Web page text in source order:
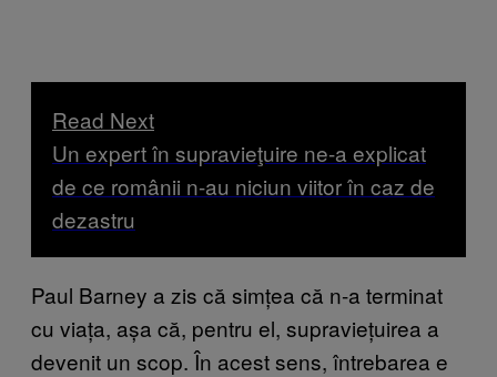
Read Next
Un expert în supravieţuire ne-a explicat
de ce românii n-au niciun viitor în caz de
dezastru
Paul Barney a zis că simțea că n-a terminat
cu viața, așa că, pentru el, supraviețuirea a
devenit un scop. În acest sens, întrebarea e